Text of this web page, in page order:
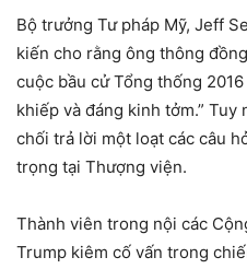
Bộ trưởng Tư pháp Mỹ, Jeff
kiến cho rằng ông thông
cuộc bầu cử Tổng thống
khiếp và đáng kinh tởm.”
chối trả lời một loạt các câu
trọng tại Thượng viện.
Thành viên trong nội các
Trump kiêm cố vấn trong